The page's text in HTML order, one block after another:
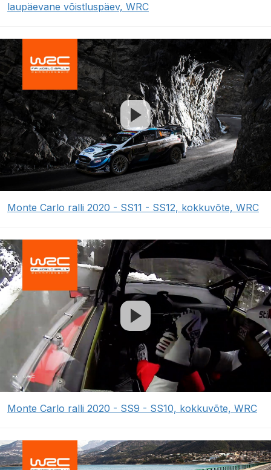
laupäevane võistluspäev, WRC
Monte Carlo ralli 2020 - SS11 - SS12, kokkuvõte, WRC
Monte Carlo ralli 2020 - SS9 - SS10, kokkuvõte, WRC